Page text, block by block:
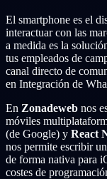
El smartphone es el
interactuar con las
a medida es la
tus empleados de
canal directo de
en Integración de
En Zonadeweb nos
móviles
(de Google) y React
nos permite escribir
de forma nativa para
costes de